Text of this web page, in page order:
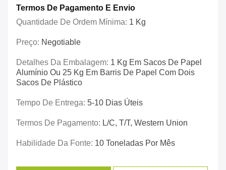
Termos De Pagamento E Envio
Quantidade De Ordem Mínima: 1 Kg
Preço: Negotiable
Detalhes Da Embalagem: 1 Kg Em Sacos De Papel
Alumínio Ou 25 Kg Em Barris De Papel Com Dois
Sacos De Plástico
Tempo De Entrega: 5-10 Dias Úteis
Termos De Pagamento: L/C, T/T, Western Union
Habilidade Da Fonte: 10 Toneladas Por Mês